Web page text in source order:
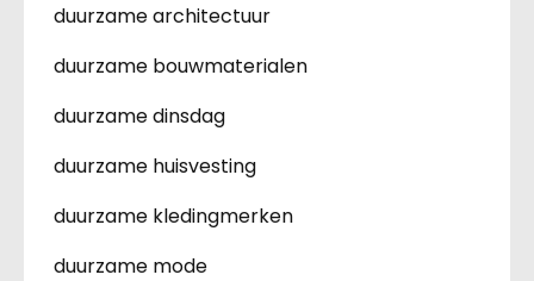
duurzame architectuur
duurzame bouwmaterialen
duurzame dinsdag
duurzame huisvesting
duurzame kledingmerken
duurzame mode